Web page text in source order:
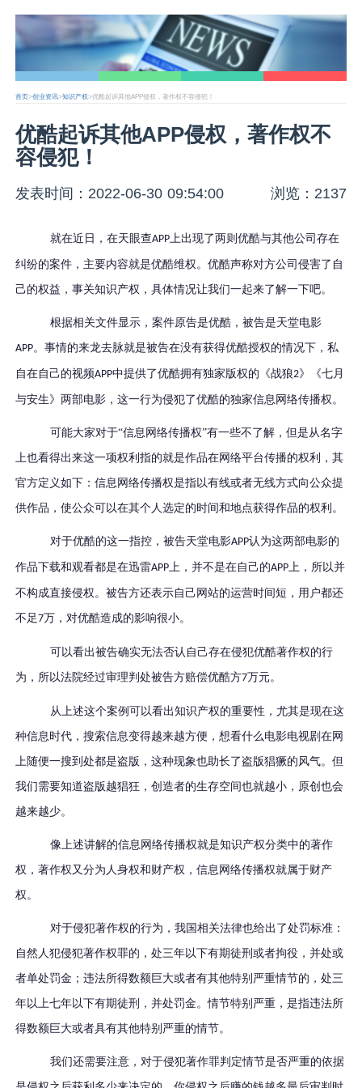
首页>创业资讯>知识产权>优酷起诉其他APP侵权，著作权不容侵犯！
优酷起诉其他APP侵权，著作权不
容侵犯！
发表时间：2022-06-30 09:54:00 浏览：2137
就在近日，在天眼查APP上出现了两则优酷与其他公司存在
纠纷的案件，主要内容就是优酷维权。优酷声称对方公司侵害了自
己的权益，事关知识产权，具体情况让我们一起来了解一下吧。
根据相关文件显示，案件原告是优酷，被告是天堂电影
APP。事情的来龙去脉就是被告在没有获得优酷授权的情况下，私
自在自己的视频APP中提供了优酷拥有独家版权的《战狼2》《七月
与安生》两部电影，这一行为侵犯了优酷的独家信息网络传播权。
可能大家对于“信息网络传播权”有一些不了解，但是从名字
上也看得出来这一项权利指的就是作品在网络平台传播的权利，其
官方定义如下：信息网络传播权是指以有线或者无线方式向公众提
供作品，使公众可以在其个人选定的时间和地点获得作品的权利。
对于优酷的这一指控，被告天堂电影APP认为这两部电影的
作品下载和观看都是在迅雷APP上，并不是在自己的APP上，所以并
不构成直接侵权。被告方还表示自己网站的运营时间短，用户都还
不足7万，对优酷造成的影响很小。
可以看出被告确实无法否认自己存在侵犯优酷著作权的行
为，所以法院经过审理判处被告方赔偿优酷方7万元。
从上述这个案例可以看出知识产权的重要性，尤其是现在这
种信息时代，搜索信息变得越来越方便，想看什么电影电视剧在网
上随便一搜到处都是盗版，这种现象也助长了盗版猖獗的风气。但
我们需要知道盗版越猖狂，创造者的生存空间也就越小，原创也会
越来越少。
像上述讲解的信息网络传播权就是知识产权分类中的著作
权，著作权又分为人身权和财产权，信息网络传播权就属于财产
权。
对于侵犯著作权的行为，我国相关法律也给出了处罚标准：
自然人犯侵犯著作权罪的，处三年以下有期徒刑或者拘役，并处或
者单处罚金；违法所得数额巨大或者有其他特别严重情节的，处三
年以上七年以下有期徒刑，并处罚金。情节特别严重，是指违法所
得数额巨大或者具有其他特别严重的情节。
我们还需要注意，对于侵犯著作罪判定情节是否严重的依据